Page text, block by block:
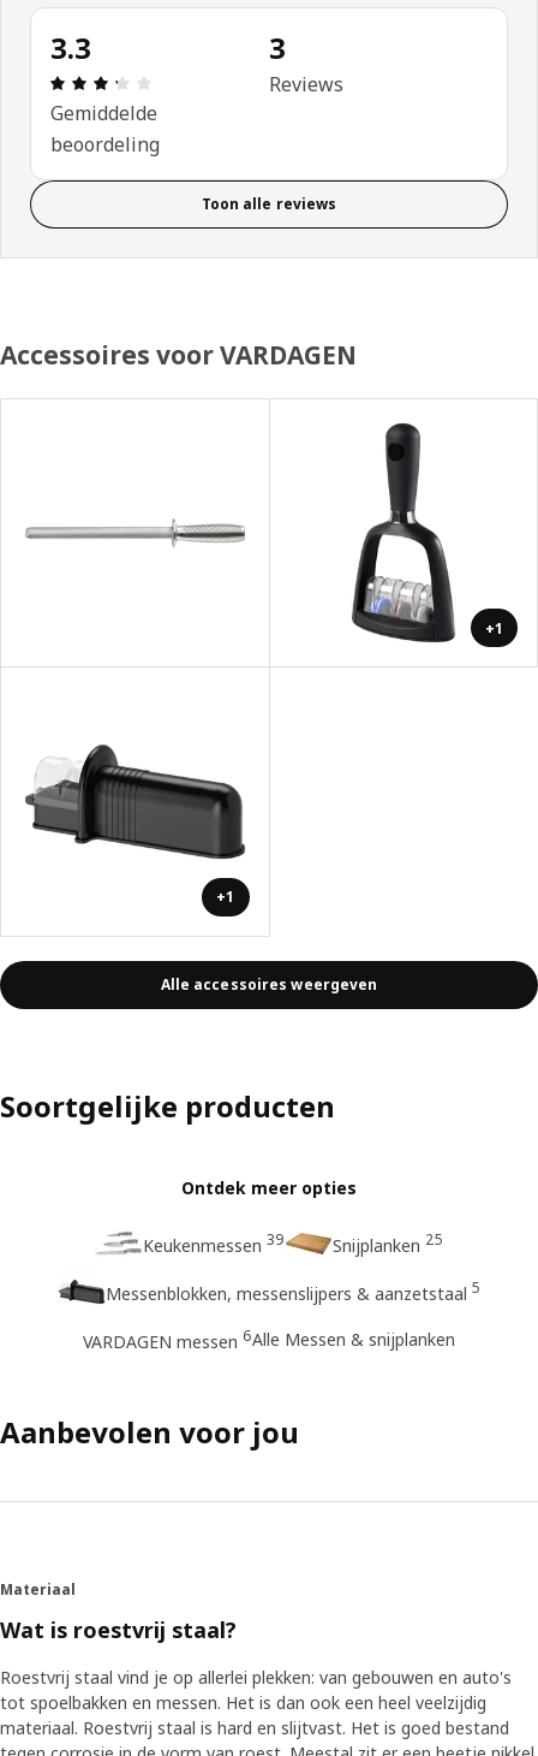
3.3
Review: 3.3 van 5 sterren. Totaal beoordelingen:
Gemiddelde
beoordeling
3
Reviews
Toon alle reviews
Accessoires voor VARDAGEN
+1
+1
Alle accessoires weergeven
Soortgelijke producten
Ontdek meer opties
Keukenmessen 39 Snijplanken 25
Messenblokken, messenslijpers & aanzetstaal 5
VARDAGEN messen 6Alle Messen & snijplanken
Aanbevolen voor jou
Materiaal
Wat is roestvrij staal?
Roestvrij staal vind je op allerlei plekken: van gebouwen en auto's
tot spoelbakken en messen. Het is dan ook een heel veelzijdig
materiaal. Roestvrij staal is hard en slijtvast. Het is goed bestand